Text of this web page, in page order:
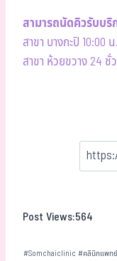
สามารถนัดคิวรับบริ
สาขา บางกะปิ 10:00
สาขา ห้วยขวาง 24 ชั่
Post Views:564
#Somchaiclinic #คลินิกแพท